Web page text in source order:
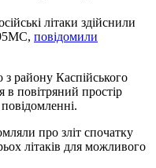
літаки здійснили
повідомили
району Каспійського
повітряний простір
про зліт спочатку
літаків для можливого